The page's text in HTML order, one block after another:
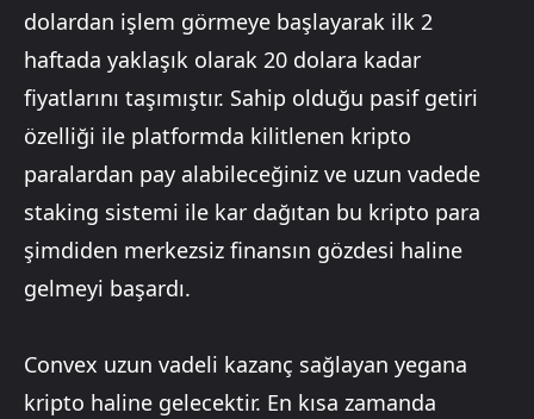
dolardan işlem görmeye başlayarak ilk 2
haftada yaklaşık olarak 20 dolara kadar
fiyatlarını taşımıştır. Sahip olduğu pasif getiri
özelliği ile platformda kilitlenen kripto
paralardan pay alabileceğiniz ve uzun vadede
staking sistemi ile kar dağıtan bu kripto para
şimdiden merkezsiz finansın gözdesi haline
gelmeyi başardı.
Convex uzun vadeli kazanç sağlayan yegana
kripto haline gelecektir. En kısa zamanda